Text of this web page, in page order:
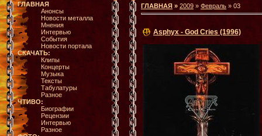
ГЛАВНАЯ
Анонсы
Новости металла
Мнения
Интервью
События
Новости портала
СКАЧАТЬ:
Клипы
Концерты
Музыка
Тексты
Табулатуры
Разное
ЧТИВО:
Биографии
Рецензии
Интервью
Разное
ГЛАВНАЯ » 2009 » Февраль » 03
Asphyx - God Cries (1996)